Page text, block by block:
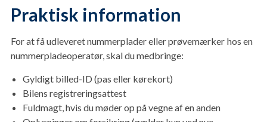
Praktisk information
For at få udleveret nummerplader eller prøvemærker hos en
nummerpladeoperatør, skal du medbringe:
Gyldigt billed-ID (pas eller kørekort)
Bilens registreringsattest
Fuldmagt, hvis du møder op på vegne af en anden